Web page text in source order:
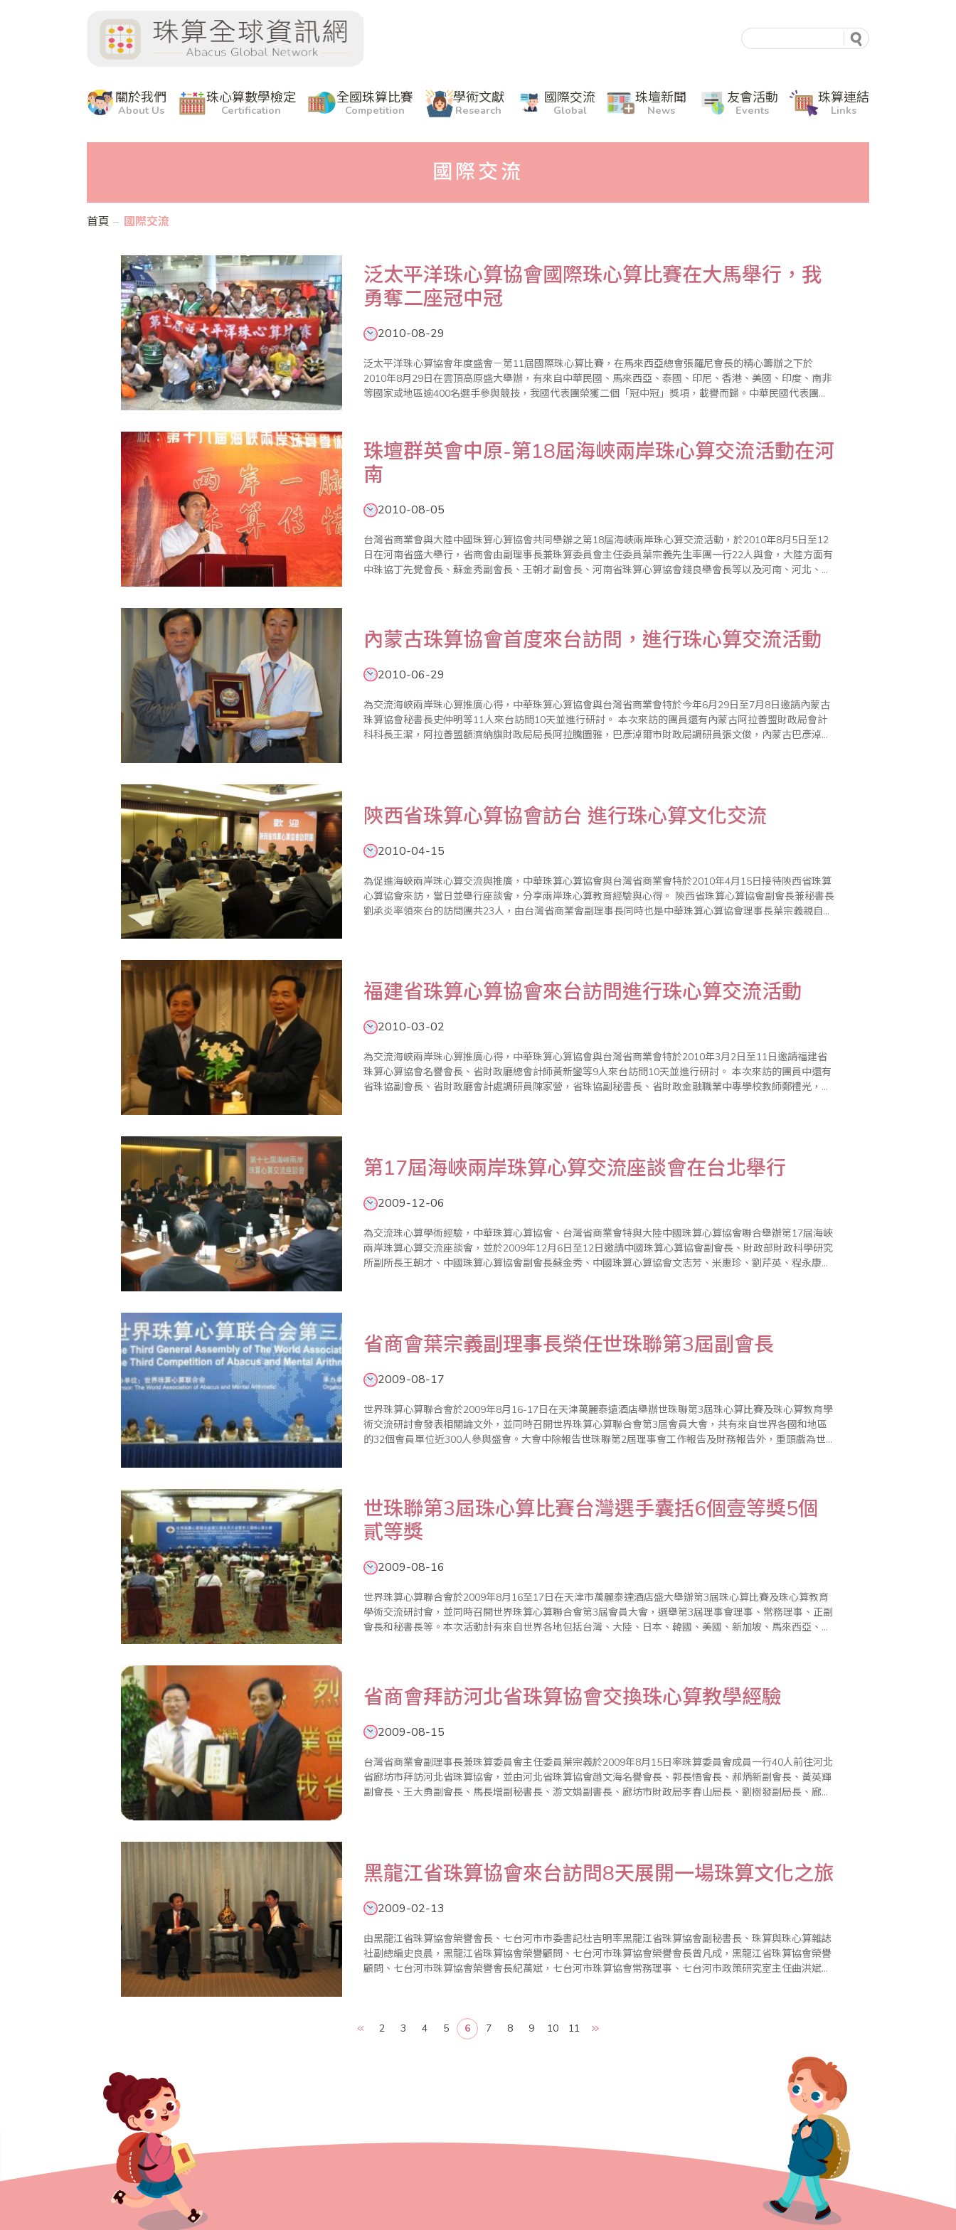
關於我們
About Us
珠心算數學檢定
Certification
全國珠算比賽
Competition
學術文獻
Research
國際交流
Global
珠壇新聞
News
友會活動
Events
珠算連結
Links
國際交流
首頁 國際交流
泛太平洋珠心算協會國際珠心算比賽在大馬舉行，我
勇奪二座冠中冠
2010-08-29
泛太平洋珠心算協會年度盛會－第11屆國際珠心算比賽，在馬來西亞總會張羅尼會長的精心籌辦之下於
2010年8月29日在雲頂高原盛大舉辦，有來自中華民國、馬來西亞、泰國、印尼、香港、美國、印度、南非
等國家或地區逾400名選手參與競技，我國代表團榮獲二個「冠中冠」獎項，載譽而歸。中華民國代表團由
珠壇群英會中原-第18屆海峽兩岸珠心算交流活動在河
南
2010-08-05
台灣省商業會與大陸中國珠算心算協會共同舉辦之第18屆海峽兩岸珠心算交流活動，於2010年8月5日至12
日在河南省盛大舉行，省商會由副理事長兼珠算委員會主任委員葉宗義先生率團一行22人與會，大陸方面有
中珠協丁先覺會長、蘇金秀副會長、王朝才副會長、河南省珠算心算協會錢良舉會長等以及河南、河北、山
內蒙古珠算協會首度來台訪問，進行珠心算交流活動
2010-06-29
為交流海峽兩岸珠心算推廣心得，中華珠算心算協會與台灣省商業會特於今年6月29日至7月8日邀請內蒙古
珠算協會秘書長史仲明等11人來台訪問10天並進行研討。 本次來訪的團員還有內蒙古阿拉善盟財政局會計
科科長王潔，阿拉善盟額濟納旗財政局局長阿拉騰圖雅，巴彥淖爾市財政局調研員張文俊，內蒙古巴彥淖爾
陝西省珠算心算協會訪台 進行珠心算文化交流
2010-04-15
為促進海峽兩岸珠心算交流與推廣，中華珠算心算協會與台灣省商業會特於2010年4月15日接待陝西省珠算
心算協會來訪，當日並舉行座談會，分享兩岸珠心算教育經驗與心得。 陝西省珠算心算協會副會長兼秘書長
劉承炎率領來台的訪問團共23人，由台灣省商業會副理事長同時也是中華珠算心算協會理事長葉宗義親自接
福建省珠算心算協會來台訪問進行珠心算交流活動
2010-03-02
為交流海峽兩岸珠心算推廣心得，中華珠算心算協會與台灣省商業會特於2010年3月2日至11日邀請福建省
珠算心算協會名譽會長、省財政廳總會計師黃新鑾等9人來台訪問10天並進行研討。 本次來訪的團員中還有
省珠協副會長、省財政廳會計處調研員陳家營，省珠協副秘書長、省財政金融職業中專學校教師鄭禮光，省
第17屆海峽兩岸珠算心算交流座談會在台北舉行
2009-12-06
為交流珠心算學術經驗，中華珠算心算協會、台灣省商業會特與大陸中國珠算心算協會聯合舉辦第17屆海峽
兩岸珠算心算交流座談會，並於2009年12月6日至12日邀請中國珠算心算協會副會長、財政部財政科學研究
所副所長王朝才、中國珠算心算協會副會長蘇金秀、中國珠算心算協會文志芳、米惠珍、劉芹英、程永康，
省商會葉宗義副理事長榮任世珠聯第3屆副會長
2009-08-17
世界珠算心算聯合會於2009年8月16-17日在天津萬麗泰遠酒店舉辦世珠聯第3屆珠心算比賽及珠心算教育學
術交流研討會發表相關論文外，並同時召開世界珠算心算聯合會第3屆會員大會，共有來自世界各國和地區
的32個會員單位近300人參與盛會。大會中除報告世珠聯第2屆理事會工作報告及財務報告外，重頭戲為世
世珠聯第3屆珠心算比賽台灣選手囊括6個壹等獎5個
貳等獎
2009-08-16
世界珠算心算聯合會於2009年8月16至17日在天津市萬麗泰達酒店盛大舉辦第3屆珠心算比賽及珠心算教育
學術交流研討會，並同時召開世界珠算心算聯合會第3屆會員大會，選舉第3屆理事會理事、常務理事、正副
會長和秘書長等。本次活動計有來自世界各地包括台灣、大陸、日本、韓國、美國、新加坡、馬來西亞、印
省商會拜訪河北省珠算協會交換珠心算教學經驗
2009-08-15
台灣省商業會副理事長兼珠算委員會主任委員葉宗義於2009年8月15日率珠算委員會成員一行40人前往河北
省廊坊市拜訪河北省珠算協會，並由河北省珠算協會趙文海名譽會長、郭長悟會長、郝炳新副會長、黃英輝
副會長、王大勇副會長、馬長增副秘書長、游文娟副書長、廊坊市財政局李春山局長、劉樹發副局長、廊坊
黑龍江省珠算協會來台訪問8天展開一場珠算文化之旅
2009-02-13
由黑龍江省珠算協會榮譽會長、七台河市市委書記杜吉明率黑龍江省珠算協會副秘書長、珠算與珠心算雜誌
社副總編史良晨，黑龍江省珠算協會榮譽顧問、七台河市珠算協會榮譽會長曾凡成，黑龍江省珠算協會榮譽
顧問、七台河市珠算協會榮譽會長紀萬斌，七台河市珠算協會常務理事、七台河市政策研究室主任曲洪斌，
2 3 4 5 6 7 8 9 10 11